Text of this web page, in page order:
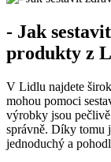
-‍ Jak⁢
produkty z
V ⁢Lidlu​ najdete
mohou‌ pomoci
výrobky ⁤jsou
správně. Díky tomu
jednoduchý a